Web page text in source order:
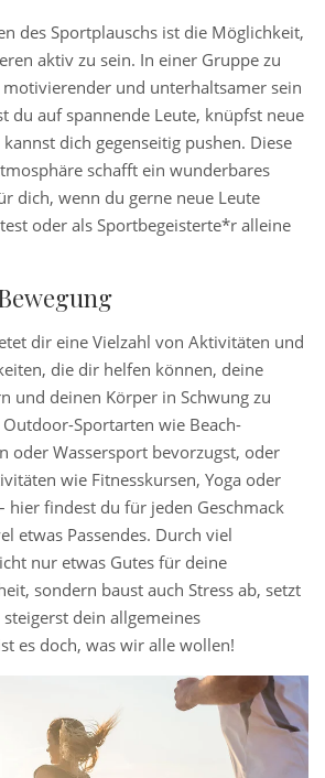
des Sportplauschs ist die Möglichkeit,
aktiv zu sein. In einer Gruppe zu
und unterhaltsamer sein
du auf spannende Leute, knüpfst neue
dich gegenseitig pushen. Diese
schafft ein wunderbares
dich, wenn du gerne neue Leute
oder als Sportbegeisterte*r alleine
dir eine Vielzahl von Aktivitäten und
die dir helfen können, deine
und deinen Körper in Schwung zu
Sportarten wie Beach-
oder Wassersport bevorzugst, oder
wie Fitnesskursen, Yoga oder
hier findest du für jeden Geschmack
etwas Passendes. Durch viel
nur etwas Gutes für deine
sondern baust auch Stress ab, setzt
dein allgemeines
es doch, was wir alle wollen!